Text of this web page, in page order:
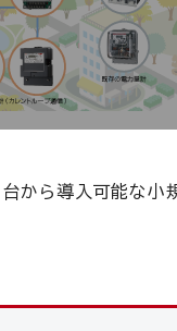
から導入可能な小